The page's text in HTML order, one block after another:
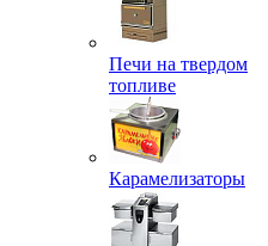
Печи на твердом
топливе
Карамелизаторы